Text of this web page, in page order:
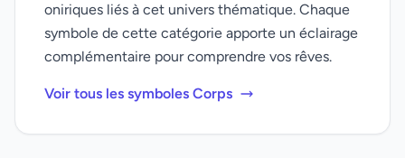
oniriques liés à cet univers thématique. Chaque
symbole de cette catégorie apporte un éclairage
complémentaire pour comprendre vos rêves.
Voir tous les symboles Corps